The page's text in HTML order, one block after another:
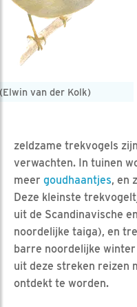
van der Kolk)
zeldzame trekvogels
verwachten. In tuinen
meer goudhaantjes, en
Deze kleinste
uit de Scandinavische
noordelijke taiga), en
barre noordelijke
uit deze streken reizen
ontdekt te worden.